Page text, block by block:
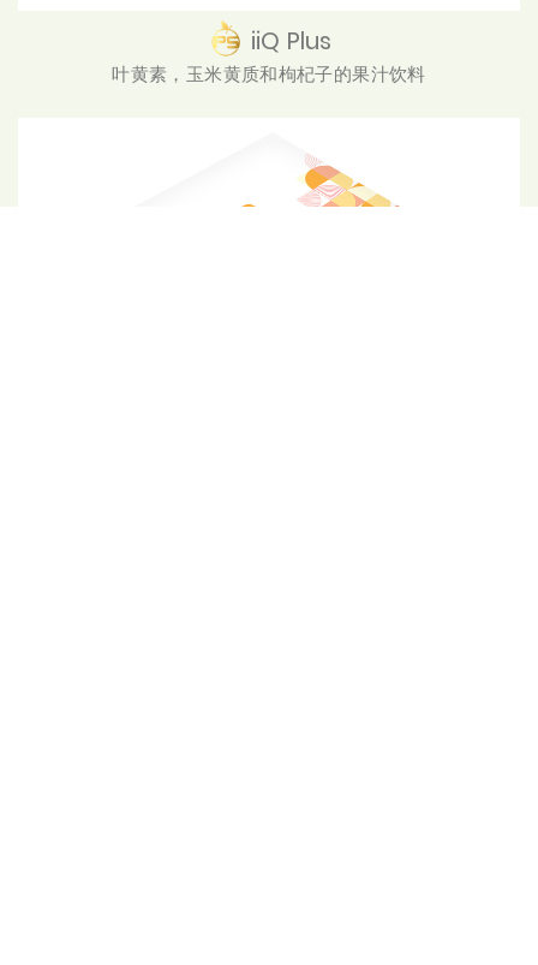
iiQ Plus
叶黄素，玉米黄质和枸杞子的果汁饮料